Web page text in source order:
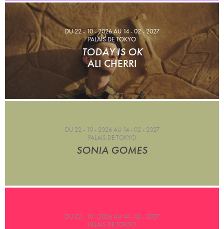
DU 22 - 10 - 2026 AU 14 - 02 - 2027
PALAIS DE TOKYO
TODAY IS OK
ALI CHERRI
DU 22 - 10 - 2026 AU 14 - 02 - 2027
PALAIS DE TOKYO
SONIA GOMES
DU 22 - 10 - 2026 AU 14 - 02 - 2027
PALAIS DE TOKYO